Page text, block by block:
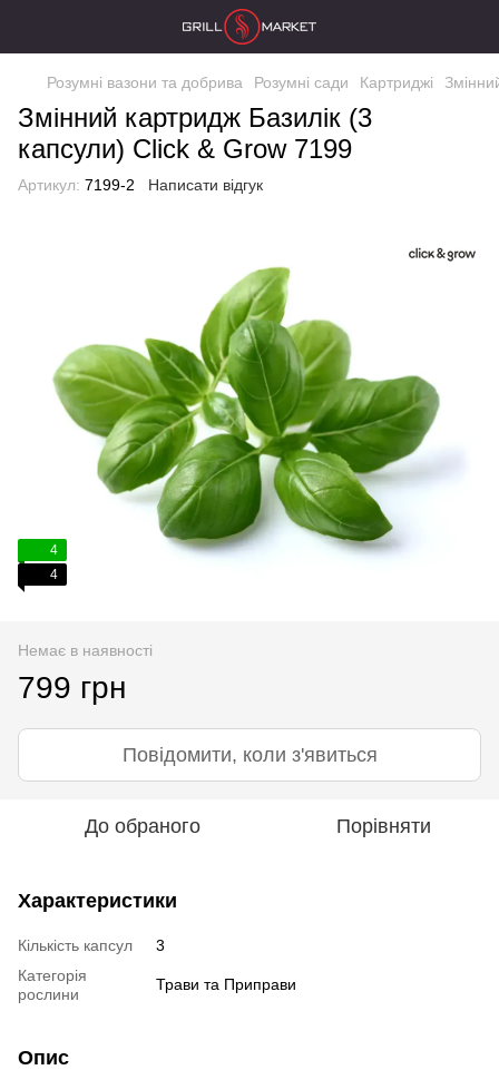
Розумні вазони та добрива Розумні сади Картриджі
Змінний картридж Базилік (3
капсули) Click & Grow 7199
Артикул: 7199-2 Написати відгук
4
4
Немає в наявності
799 грн
Повідомити, коли з'явиться
До обраного Порівняти
Характеристики
Кількість капсул
3
Категорія
рослини
Трави та Приправи
Опис